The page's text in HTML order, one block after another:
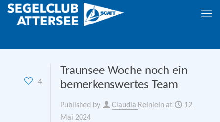
4
Traunsee Woche noch ein
bemerkenswertes Team
Published by Claudia Reinlein at
12.
Mai 2024